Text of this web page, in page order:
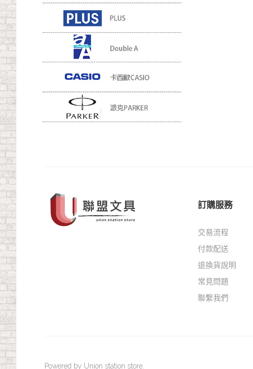
訂購服務
交易流程
付款配送
退換貨說明
常見問題
聯繫我們
Powered by Union station store.